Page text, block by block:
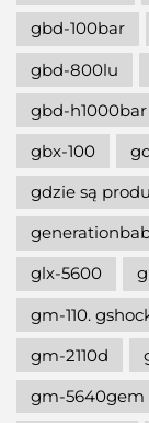
gbd-100bar
gbd-800lu
gbd-h1000bar
gbx-100
gdzie są
glx-5600
gm-110.
gm-2110d
gm-5640gem